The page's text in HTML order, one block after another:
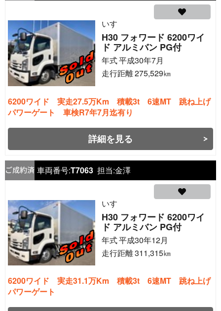
いすゞ
H30 フォワード 6200ワイ
ド アルミバン PG付
年式平成30年7月
走行距離275,529㎞
6200ワイド 実走27.5万Km 積載3t 6速MT 跳ね上げ
パワーゲート 車検R7年7月迄有り
詳細を見る
車両番号:T7063 担当:金澤
いすゞ
H30 フォワード 6200ワイ
ド アルミバン PG付
年式平成30年12月
走行距離311,315㎞
6200ワイド 実走31.1万Km 積載3t 6速MT 跳ね上げ
パワーゲート